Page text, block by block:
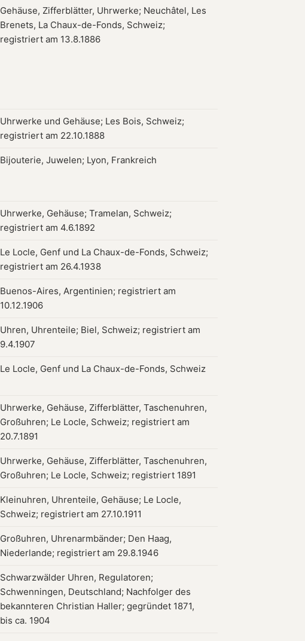
Gehäuse, Zifferblätter, Uhrwerke; Neuchâtel, Les
Brenets, La Chaux-de-Fonds, Schweiz;
registriert am 13.8.1886
Uhrwerke und Gehäuse; Les Bois, Schweiz;
registriert am 22.10.1888
Bijouterie, Juwelen; Lyon, Frankreich
Uhrwerke, Gehäuse; Tramelan, Schweiz;
registriert am 4.6.1892
Le Locle, Genf und La Chaux-de-Fonds, Schweiz;
registriert am 26.4.1938
Buenos-Aires, Argentinien; registriert am
10.12.1906
Uhren, Uhrenteile; Biel, Schweiz; registriert am
9.4.1907
Le Locle, Genf und La Chaux-de-Fonds, Schweiz
Uhrwerke, Gehäuse, Zifferblätter, Taschenuhren,
Großuhren; Le Locle, Schweiz; registriert am
20.7.1891
Uhrwerke, Gehäuse, Zifferblätter, Taschenuhren,
Großuhren; Le Locle, Schweiz; registriert 1891
Kleinuhren, Uhrenteile, Gehäuse; Le Locle,
Schweiz; registriert am 27.10.1911
Großuhren, Uhrenarmbänder; Den Haag,
Niederlande; registriert am 29.8.1946
Schwarzwälder Uhren, Regulatoren;
Schwenningen, Deutschland; Nachfolger des
bekannteren Christian Haller; gegründet 1871,
bis ca. 1904